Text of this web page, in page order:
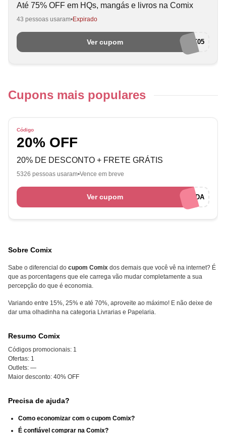
Até 75% OFF em HQs, mangás e livros na Comix
43 pessoas usaram Expirado
Ver cupom BLACK05
Cupons mais populares
Código
20% OFF
20% DE DESCONTO + FRETE GRÁTIS
5326 pessoas usaram Vence em breve
Ver cupom URL CUPONADA
Sobre Comix
Sabe o diferencial do cupom Comix dos demais que você vê na internet? É
que as porcentagens que ele carrega vão mudar completamente a sua
percepção do que é economia.
Variando entre 15%, 25% e até 70%, aproveite ao máximo! E não deixe de
dar uma olhadinha na categoria Livrarias e Papelaria.
Resumo Comix
Códigos promocionais: 1
Ofertas: 1
Outlets: —
Maior desconto: 40% OFF
Precisa de ajuda?
Como economizar com o cupom Comix?
É confiável comprar na Comix?